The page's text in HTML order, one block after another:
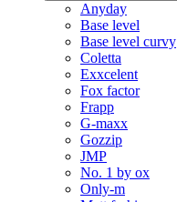
Anyday
Base level
Base level curvy
Coletta
Exxcelent
Fox factor
Frapp
G-maxx
Gozzip
JMP
No. 1 by ox
Only-m